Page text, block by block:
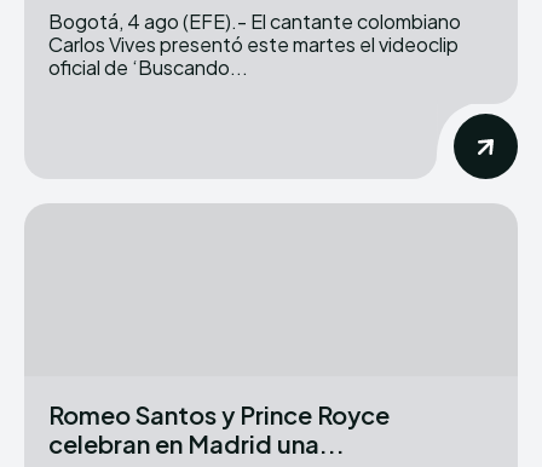
Bogotá, 4 ago (EFE).- El cantante colombiano
Carlos Vives presentó este martes el videoclip
oficial de ‘Buscando...
Romeo Santos y Prince Royce
celebran en Madrid una...